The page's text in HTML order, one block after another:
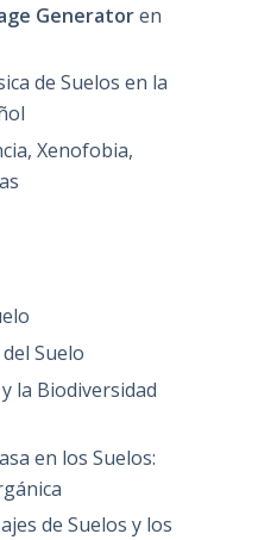
Generatoren
de Suelos en la
Xenofobia,
Suelo
la Biodiversidad
en los Suelos:
de Suelos y los